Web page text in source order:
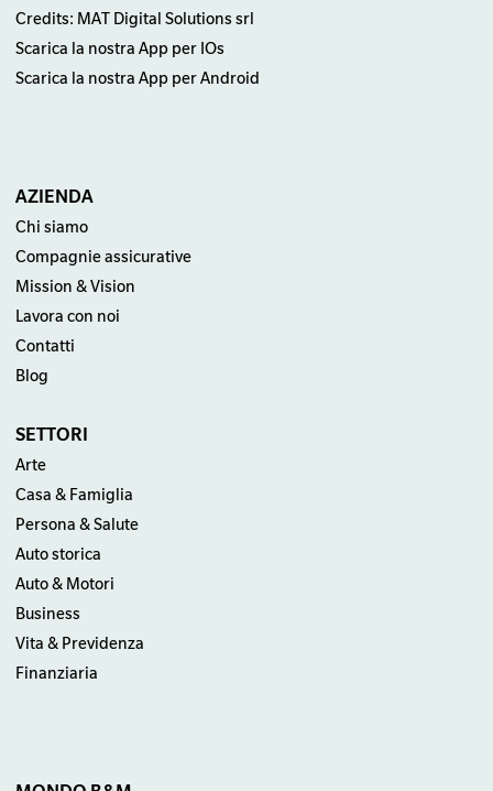
Credits: MAT Digital Solutions srl
Scarica la nostra App per IOs
Scarica la nostra App per Android
AZIENDA
Chi siamo
Compagnie assicurative
Mission & Vision
Lavora con noi
Contatti
Blog
SETTORI
Arte
Casa & Famiglia
Persona & Salute
Auto storica
Auto & Motori
Business
Vita & Previdenza
Finanziaria